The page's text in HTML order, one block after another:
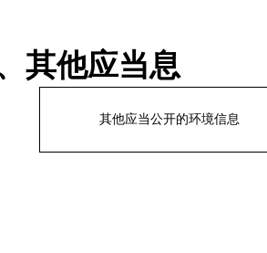
其他应当息
其他应当公开的环境信息